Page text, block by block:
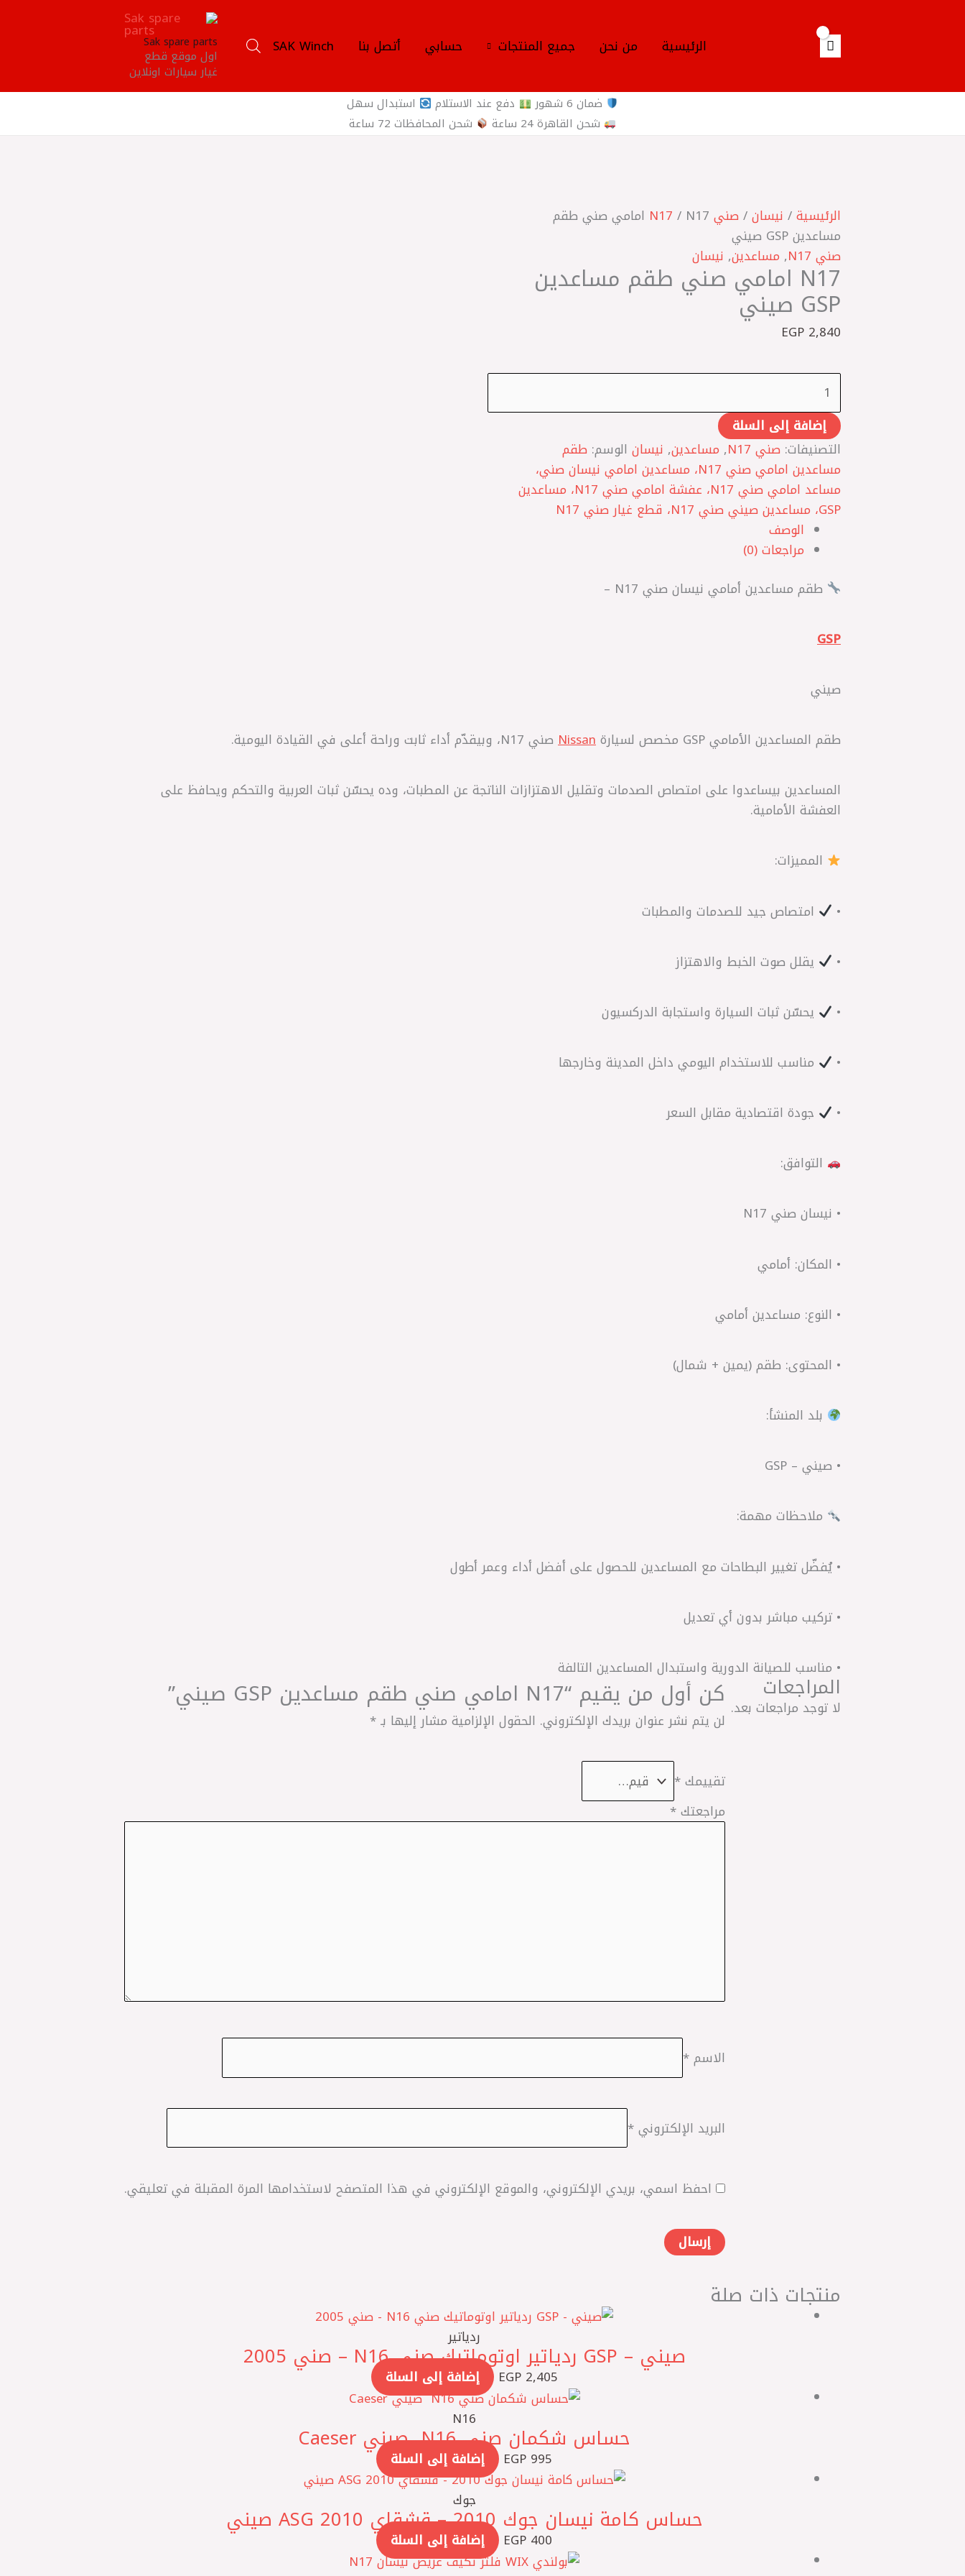
الرئيسية من نحن جميع المنتجات حسابي أتصل بنا SAK Winch
Sak spare parts
اول موقع قطع
غيار سيارات اونلاين
ضمان 6 شهور
دفع عند الاستلام
استبدال سهل
شحن القاهرة 24 ساعة
شحن المحافظات 72 ساعة
الرئيسية/ نيسان/صني N17
/ N17 امامي صني‎ طقم
مساعدين GSP صيني
صني N17
, مساعدين, نيسان
N17 امامي صني‎ طقم مساعدين
GSP صيني
EGP 2,840
N17
امامي
طقم
مساعدين
GSP
صيني
إضافة إلى السلة
التصنيفات: صني N17 , مساعدين, نيسان الوسم: طقم
مساعدين امامي صني N17، مساعدين امامي نيسان صني،
مساعد امامي صني N17، عفشة امامي صني N17، مساعدين
GSP، مساعدين صيني صني N17، قطع غيار صني N17
الوصف
مراجعات (0)
طقم مساعدين أمامي نيسان صني N17 –
GSP
صيني
طقم المساعدين الأمامي GSP مخصص لسيارة Nissan صني N17، وبيقدّم أداء ثابت وراحة أعلى في القيادة اليومية.
المساعدين بيساعدوا على امتصاص الصدمات وتقليل الاهتزازات الناتجة عن المطبات، وده يحسّن ثبات العربية والتحكم ويحافظ على
العفشة الأمامية.
المميزات:
• امتصاص جيد للصدمات والمطبات
• يقلل صوت الخبط والاهتزاز
• يحسّن ثبات السيارة واستجابة الدركسيون
• مناسب للاستخدام اليومي داخل المدينة وخارجها
• جودة اقتصادية مقابل السعر
التوافق:
• نيسان صني N17
• المكان: أمامي
• النوع: مساعدين أمامي
• المحتوى: طقم (يمين + شمال)
بلد المنشأ:
• صيني – GSP
ملاحظات مهمة:
• يُفضّل تغيير البطاحات مع المساعدين للحصول على أفضل أداء وعمر أطول
• تركيب مباشر بدون أي تعديل
• مناسب للصيانة الدورية واستبدال المساعدين التالفة
المراجعات
لا توجد مراجعات بعد. كن أول من يقيم “N17 امامي صني‎ طقم مساعدين GSP صيني”
لن يتم نشر عنوان بريدك الإلكتروني. الحقول الإلزامية مشار إليها بـ*
تقييمك*
مراجعتك*
الاسم*
البريد الإلكتروني*
احفظ اسمي، بريدي الإلكتروني، والموقع الإلكتروني في هذا المتصفح لاستخدامها المرة المقبلة في تعليقي.
منتجات ذات صلة
ردياتير
صيني – GSP ردياتير اوتوماتيك صني N16 – صني 2005
EGP2,405
إضافة إلى السلة
N16
حساس شكمان صني N16 ‏ صيني Caeser
EGP 995
إضافة إلى السلة
جوك
حساس كامة نيسان جوك 2010 – قشقاي 2010 ASG صيني
EGP 400
إضافة إلى السلة